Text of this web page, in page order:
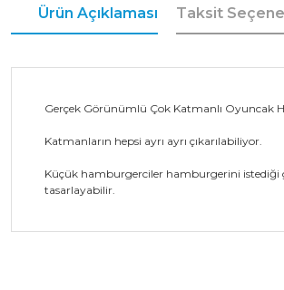
Ürün Açıklaması Taksit
Gerçek Görünümlü Çok Katmanlı Oyuncak
Katmanların hepsi ayrı ayrı çıkarılabiliyor.
Küçük hamburgerciler hamburgerini istediği
tasarlayabilir.